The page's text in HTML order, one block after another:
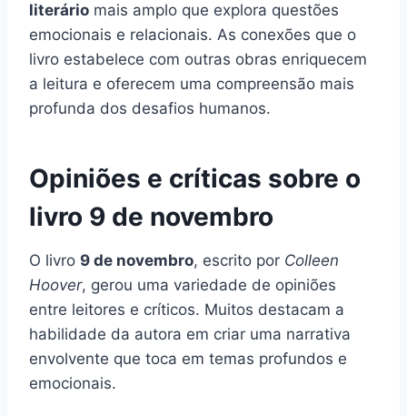
literário mais amplo que explora questões
emocionais e relacionais. As conexões que o
livro estabelece com outras obras enriquecem
a leitura e oferecem uma compreensão mais
profunda dos desafios humanos.
Opiniões e críticas sobre o
livro 9 de novembro
O livro 9 de novembro, escrito por Colleen
Hoover, gerou uma variedade de opiniões
entre leitores e críticos. Muitos destacam a
habilidade da autora em criar uma narrativa
envolvente que toca em temas profundos e
emocionais.